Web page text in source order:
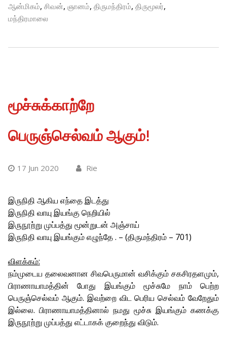
ஆன்மிகம், சிவன், ஞானம், திருமந்திரம், திருமூலர்,
மந்திரமாலை
மூச்சுக்காற்றே
பெருஞ்செல்வம் ஆகும்!
17 Jun 2020 Rie
இருநிதி ஆகிய எந்தை இடத்து
இருநிதி வாயு இயங்கு நெறியில்
இருநூற்று முப்பத்து மூன்றுடன் அஞ்சாய்
இருநிதி வாயு இயங்கும் எழுந்தே . – (திருமந்திரம் – 701)
விளக்கம்:
நம்முடைய தலைவனான சிவபெருமான் வசிக்கும் சகசிரதளமும்,
பிராணாயாமத்தின் போது இயங்கும் மூச்சுமே நாம் பெற்ற
பெருஞ்செல்வம் ஆகும். இவற்றை விட பெரிய செல்வம் வேறேதும்
இல்லை. பிராணாயாமத்தினால் நமது மூச்சு இயங்கும் கணக்கு
இருநூற்று முப்பத்து எட்டாகக் குறைந்து விடும்.